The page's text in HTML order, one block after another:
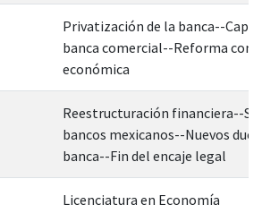
Privatización de la banca--
banca comercial--Reforma
económica
Reestructuración financiera--
bancos mexicanos--Nuevos
banca--Fin del encaje legal
Licenciatura en Economía